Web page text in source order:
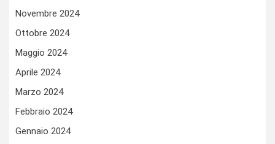
Novembre 2024
Ottobre 2024
Maggio 2024
Aprile 2024
Marzo 2024
Febbraio 2024
Gennaio 2024